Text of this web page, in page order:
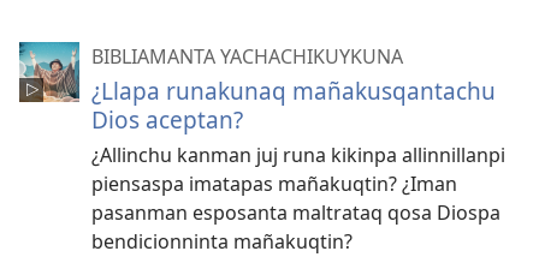
BIBLIAMANTA YACHACHIKUYKUNA
¿Llapa runakunaq mañakusqantachu
Dios aceptan?
¿Allinchu kanman juj runa kikinpa allinnillanpi
piensaspa imatapas mañakuqtin? ¿Iman
pasanman esposanta maltrataq qosa Diospa
bendicionninta mañakuqtin?